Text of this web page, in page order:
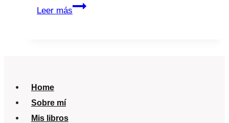
Leer másAlerta
Home
Sobre mí
Mis libros